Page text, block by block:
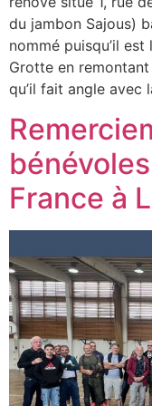
du jambon Sajous)
nommé puisqu’il
Grotte en
qu’il fait angle avec
France à